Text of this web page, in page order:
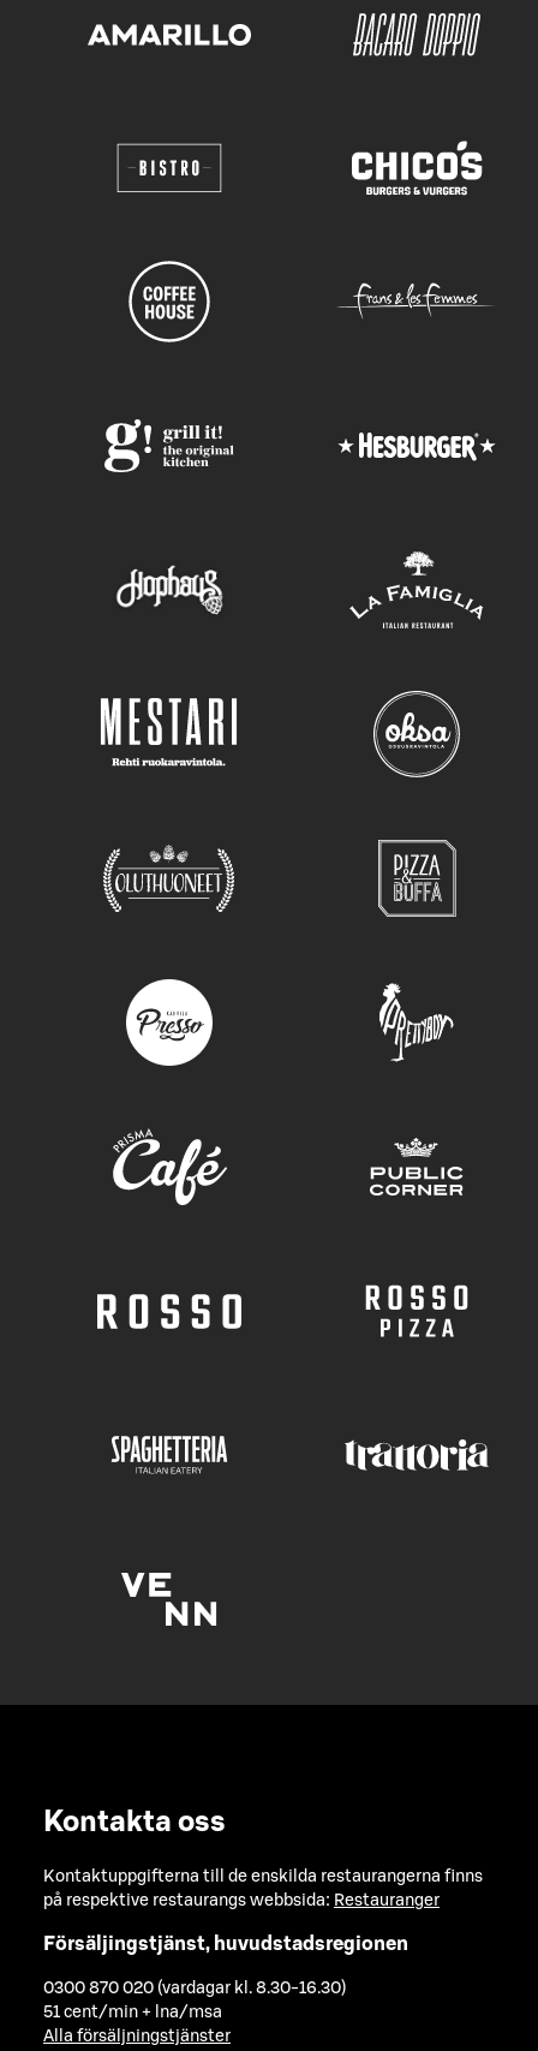
Kontakta oss
Kontaktuppgifterna till de enskilda restaurangerna finns
på respektive restaurangs webbsida: Restauranger
Försäljingstjänst, huvudstadsregionen
0300 870 020 (vardagar kl. 8.30-16.30)
51 cent/min + lna/msa
Alla försäljningstjänster